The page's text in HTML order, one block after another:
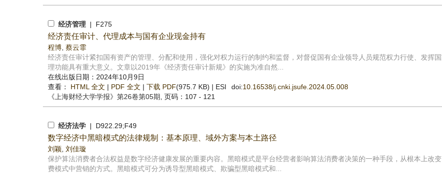
经济管理 | F275
经济责任审计、代理成本与国有企业现金持有
程博, 蔡云霏
经济责任审计紧扣国有资产的管理、分配和使用，强化对权力运行的制约和监督，对督促国有企业领导人员规范权力行使、发挥
理功能具有重大意义。文章以2019年《经济责任审计新规》的实施为准自然...
在线出版日期：2024年10月9日
查看： HTML 全文 | PDF 全文 | 下载 PDF(975.7 KB) | ESI doi:10.16538/j.cnki.jsufe.2024.05.008
《上海财经大学学报》 第26卷第05期, 页码：107 - 121
经济法学 | D922.29;F49
数字经济中黑暗模式的法律规制：基本原理、域外方案与本土路径
刘颖, 刘佳璇
保护算法消费者合法权益是数字经济健康发展的重要内容。黑暗模式是平台经营者影响算法消费者决策的一种手段，从根本上改
费模式中营销的方式。黑暗模式可分为诱导型黑暗模式、欺骗型黑暗模式和...